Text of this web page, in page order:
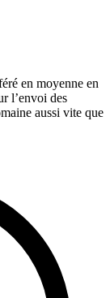
en moyenne en
l’envoi des
aussi vite que